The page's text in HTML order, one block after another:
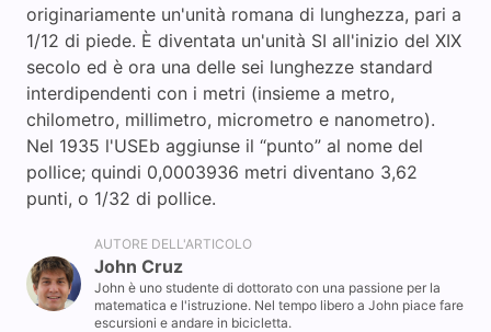
originariamente un'unità romana di lunghezza, pari a
1/12 di piede. È diventata un'unità SI all'inizio del XIX
secolo ed è ora una delle sei lunghezze standard
interdipendenti con i metri (insieme a metro,
chilometro, millimetro, micrometro e nanometro).
Nel 1935 l'USEb aggiunse il “punto” al nome del
pollice; quindi 0,0003936 metri diventano 3,62
punti, o 1/32 di pollice.
AUTORE DELL'ARTICOLO
John Cruz
John è uno studente di dottorato con una passione per la
matematica e l'istruzione. Nel tempo libero a John piace fare
escursioni e andare in bicicletta.